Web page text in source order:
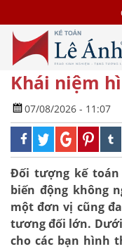
Khái niệm
07/08/2026 - 11:07
Đối tượng kế toán
biến động không
một đơn vị cũng
tương đối lớn.
cho các bạn hình